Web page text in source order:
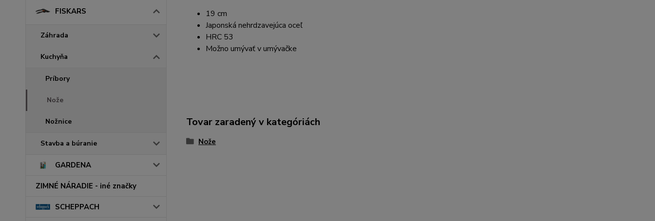
FISKARS
Záhrada
Kuchyňa
Príbory
Nože
Nožnice
Stavba a búranie
GARDENA
ZIMNÉ NÁRADIE - iné značky
SCHEPPACH
19 cm
Japonská nehrdzavejúca oceľ
HRC 53
Možno umývať v umývačke
Tovar zaradený v kategóriách
Nože